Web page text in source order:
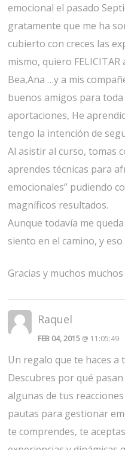
emocional el pasado
gratamente que me ha
cubierto con creces las
mismo, quiero
Bea,Ana …y a mis
buenos amigos para
aportaciones, He
tengo la intención de
Al asistir al curso, tomas
aprendes técnicas para
emocionales” pudiendo
magníficos resultados.
Aunque todavía me
siento en el camino, y
Gracias y muchos
Raquel
FEB 04, 2015 @ 11:05:49
Un regalo que te haces a
Descubres por qué
algunas de tus
pautas para gestionar
te comprendes, te